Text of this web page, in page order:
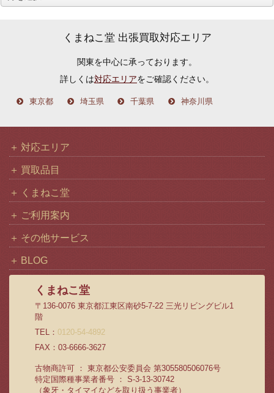
くまねこ堂 出張買取対応エリア
関東を中心に承っております。
詳しくは対応エリアをご確認ください。
東京都 埼玉県 千葉県 神奈川県
対応エリア
買取品目
くまねこ堂
ご利用案内
その他サービス
BLOG
くまねこ堂
〒136-0076 東京都江東区南砂5-7-22 三光リビングビル1
階
TEL： 0120-54-4892
FAX：03-6666-3627
古物商許可 ： 東京都公安委員会 第305580506076号
特定国際種事業者番号 ： S-3-13-30742
（象牙・タイマイなどを取り扱う事業者）